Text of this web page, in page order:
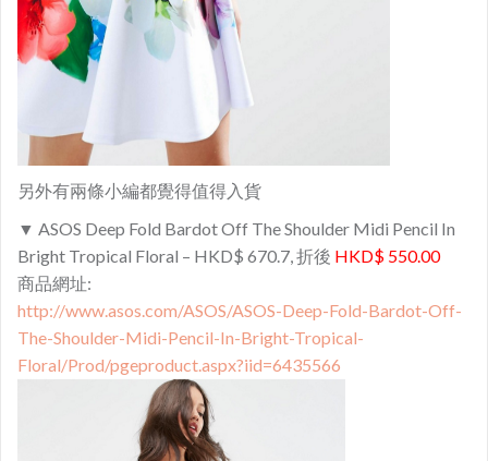
另外有兩條小編都覺得值得入貨
▼ ASOS Deep Fold Bardot Off The Shoulder Midi Pencil In
Bright Tropical Floral – HKD$ 670.7, 折後 HKD$ 550.00
商品網址:
http://www.asos.com/ASOS/ASOS-Deep-Fold-Bardot-Off-
The-Shoulder-Midi-Pencil-In-Bright-Tropical-
Floral/Prod/pgeproduct.aspx?iid=6435566​